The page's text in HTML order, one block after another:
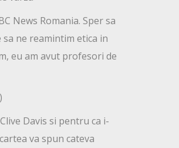
News Romania. Sper sa
sa ne reamintim etica in
eu am avut profesori de
Davis si pentru ca i-
va spun cateva